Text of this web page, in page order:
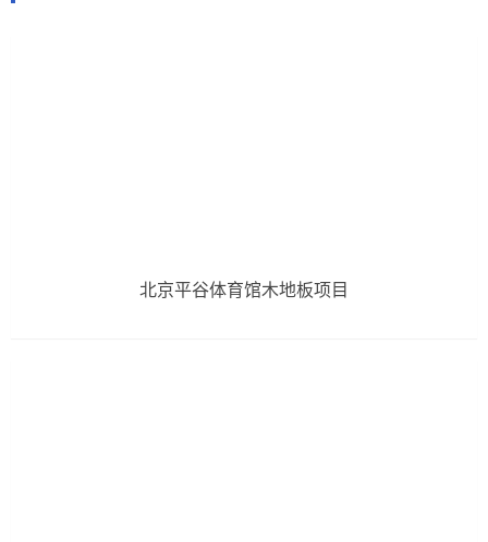
北京平谷体育馆木地板项目